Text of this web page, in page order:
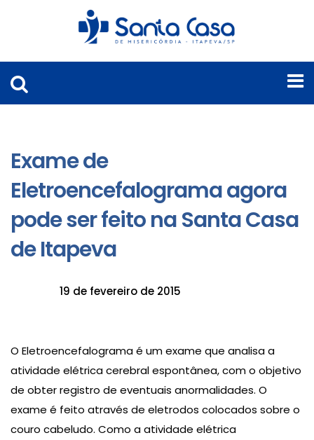
Exame de
Eletroencefalograma agora
pode ser feito na Santa Casa
de Itapeva
19 de fevereiro de 2015
O Eletroencefalograma é um exame que analisa a
atividade elétrica cerebral espontânea, com o objetivo
de obter registro de eventuais anormalidades. O
exame é feito através de eletrodos colocados sobre o
couro cabeludo. Como a atividade elétrica